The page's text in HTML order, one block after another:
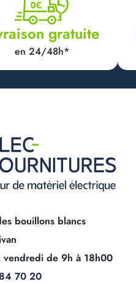
gratuite
en 24/48h*
bouillons blancs
vendredi de 9h à 18h00
70 20